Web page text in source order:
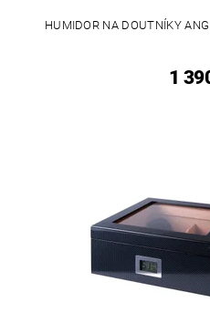
HUMIDOR NA DOUTNÍKY
1